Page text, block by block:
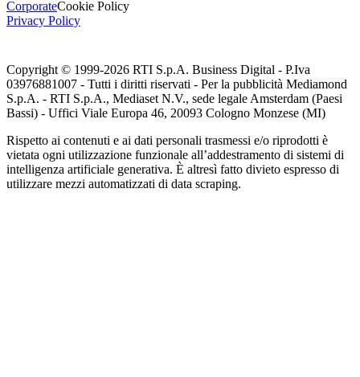
CorporateCookie Policy
Privacy Policy
Copyright © 1999-2026 RTI S.p.A. Business Digital - P.Iva
03976881007 - Tutti i diritti riservati - Per la pubblicità Mediamond
S.p.A. - RTI S.p.A., Mediaset N.V., sede legale Amsterdam (Paesi
Bassi) - Uffici Viale Europa 46, 20093 Cologno Monzese (MI)
Rispetto ai contenuti e ai dati personali trasmessi e/o riprodotti è
vietata ogni utilizzazione funzionale all’addestramento di sistemi di
intelligenza artificiale generativa. È altresì fatto divieto espresso di
utilizzare mezzi automatizzati di data scraping.